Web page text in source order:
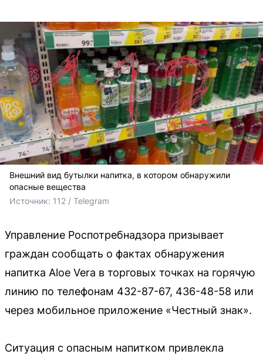
Внешний вид бутылки напитка, в котором обнаружили
опасные вещества
Источник: 112 / Telegram
Управление Роспотребнадзора призывает
граждан сообщать о фактах обнаружения
напитка Aloe Vera в торговых точках на горячую
линию по телефонам 432-87-67, 436-48-58 или
через мобильное приложение «Честный знак».
Ситуация с опасным напитком привлекла